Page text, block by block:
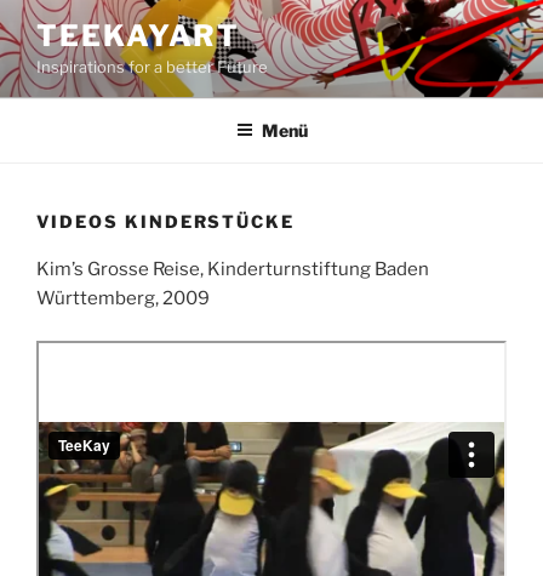
Zum
Inhalt
springen
TEEKAYART
Inspirations for a better Future
Menü
VIDEOS KINDERSTÜCKE
Kim’s Grosse Reise, Kinderturnstiftung Baden
Württemberg, 2009